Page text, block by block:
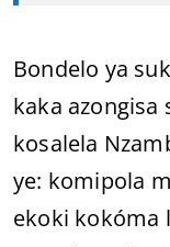
Bondelo ya
kaka
kosalela
ye: komipola
ekoki kokóma